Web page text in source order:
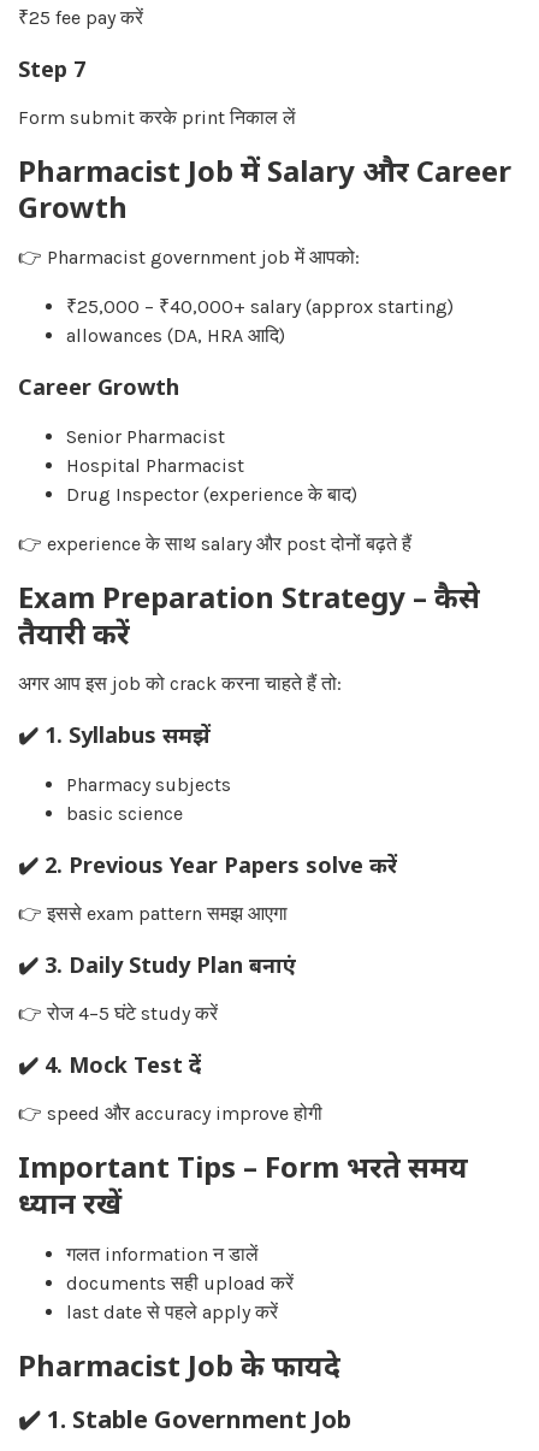
₹25 fee pay करें
Step 7
Form submit करके print निकाल लें
Pharmacist Job में Salary और Career
Growth
👉 Pharmacist government job में आपको:
₹25,000 – ₹40,000+ salary (approx starting)
allowances (DA, HRA आदि)
Career Growth
Senior Pharmacist
Hospital Pharmacist
Drug Inspector (experience के बाद)
👉 experience के साथ salary और post दोनों बढ़ते हैं
Exam Preparation Strategy – कैसे
तैयारी करें
अगर आप इस job को crack करना चाहते हैं तो:
✔️ 1. Syllabus समझें
Pharmacy subjects
basic science
✔️ 2. Previous Year Papers solve करें
👉 इससे exam pattern समझ आएगा
✔️ 3. Daily Study Plan बनाएं
👉 रोज 4–5 घंटे study करें
✔️ 4. Mock Test दें
👉 speed और accuracy improve होगी
Important Tips – Form भरते समय
ध्यान रखें
गलत information न डालें
documents सही upload करें
last date से पहले apply करें
Pharmacist Job के फायदे
✔️ 1. Stable Government Job